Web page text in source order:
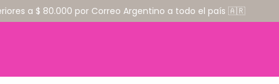
a $ 80.000 por Correo Argentino a todo el país 🇦🇷